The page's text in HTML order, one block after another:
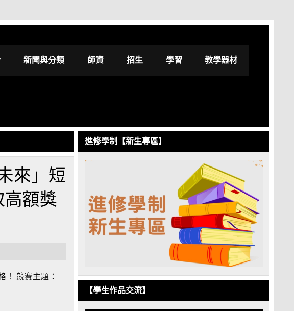
影視進修學士學位學程
新聞與分類 師資 招生 學習 教學器材
來」短
高額獎
！ 競賽主題：
進修學制【新生專區】
【學生作品交流】